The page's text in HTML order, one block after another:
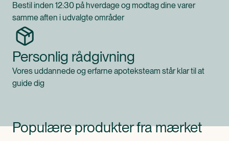
Bestil inden 12:30 på hverdage og modtag dine varer
samme aften i udvalgte områder
Personlig rådgivning
Vores uddannede og erfarne apoteksteam står klar til at
guide dig
Populære produkter fra mærket